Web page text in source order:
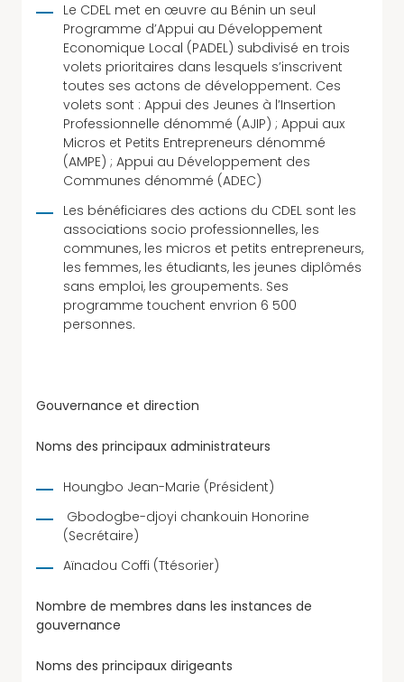
Le CDEL met en œuvre au Bénin un seul
Programme d’Appui au Développement
Economique Local (PADEL) subdivisé en trois
volets prioritaires dans lesquels s’inscrivent
toutes ses actons de développement. Ces
volets sont : Appui des Jeunes à l’Insertion
Professionnelle dénommé (AJIP) ; Appui aux
Micros et Petits Entrepreneurs dénommé
(AMPE) ; Appui au Développement des
Communes dénommé (ADEC)
Les bénéficiares des actions du CDEL sont les
associations socio professionnelles, les
communes, les micros et petits entrepreneurs,
les femmes, les étudiants, les jeunes diplômés
sans emploi, les groupements. Ses
programme touchent envrion 6 500
personnes.
Gouvernance et direction
Noms des principaux administrateurs
Houngbo Jean-Marie (Président)
Gbodogbe-djoyi chankouin Honorine
(Secrétaire)
Aïnadou Coffi (Ttésorier)
Nombre de membres dans les instances de
gouvernance
Noms des principaux dirigeants